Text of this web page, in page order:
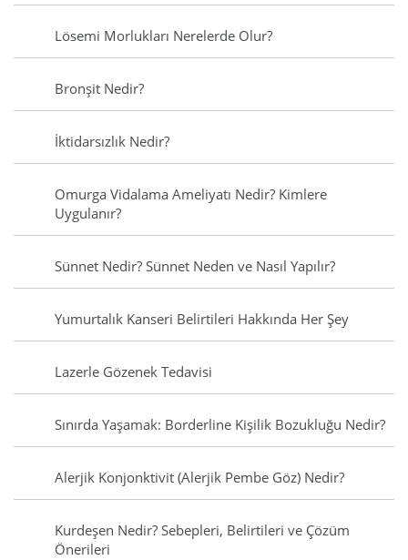
Lösemi Morlukları Nerelerde Olur?
Bronşit Nedir?
İktidarsızlık Nedir?
Omurga Vidalama Ameliyatı Nedir? Kimlere
Uygulanır?
Sünnet Nedir? Sünnet Neden ve Nasıl Yapılır?
Yumurtalık Kanseri Belirtileri Hakkında Her Şey
Lazerle Gözenek Tedavisi
Sınırda Yaşamak: Borderline Kişilik Bozukluğu Nedir?
Alerjik Konjonktivit (Alerjik Pembe Göz) Nedir?
Kurdeşen Nedir? Sebepleri, Belirtileri ve Çözüm
Önerileri